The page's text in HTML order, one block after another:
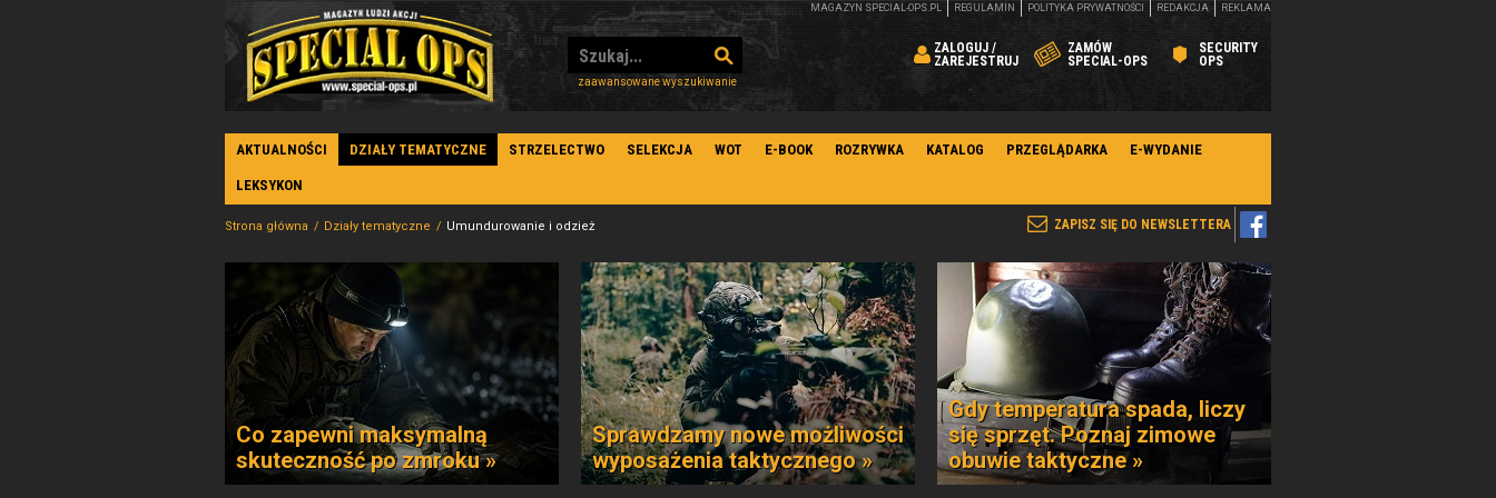
zaawansowane wyszukiwanie
ZALOGUJ /
ZAREJESTRUJ
ZAMÓW
SPECIAL-OPS
SECURITY
OPS
MAGAZYN SPECIAL-OPS.PL REGULAMIN POLITYKA PRYWATNOŚCI REDAKCJA REKLAMA
AKTUALNOŚCI DZIAŁY TEMATYCZNE STRZELECTWO SELEKCJA WOT E-BOOK ROZRYWKA KATALOG PRZEGLĄDARKA E-WYDANIE
LEKSYKON
ZAPISZ SIĘ DO NEWSLETTERA
Strona główna Działy tematyczne Umundurowanie i odzież
Co zapewni maksymalną
skuteczność po zmroku »
Sprawdzamy nowe możliwości
wyposażenia taktycznego »
Gdy temperatura spada, liczy
się sprzęt. Poznaj zimowe
obuwie taktyczne »